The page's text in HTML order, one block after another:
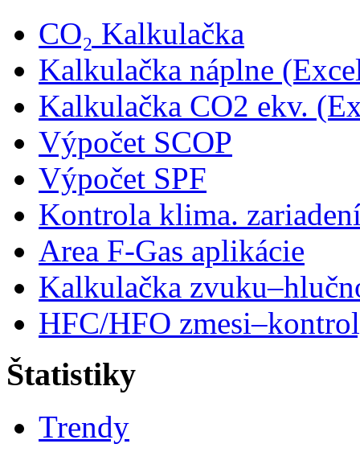
CO₂ Kalkulačka
Kalkulačka náplne
Kalkulačka CO2 ekv.
Výpočet SCOP
Výpočet SPF
Kontrola klima.
Area F-Gas aplikácie
Kalkulačka
HFC/HFO
Štatistiky
Trendy